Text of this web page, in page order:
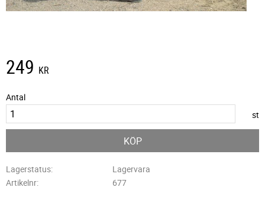
249 KR
Antal
st
KÖP
Lagerstatus
Lagervara
Artikelnr
677